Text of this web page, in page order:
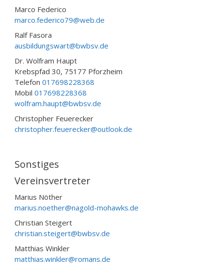
Marco Federico
marco.federico79@web.de
Ralf Fasora
ausbildungswart@bwbsv.de
Dr. Wolfram Haupt
Krebspfad 30, 75177 Pforzheim
Telefon 017698228368
Mobil 017698228368
wolfram.haupt@bwbsv.de
Christopher Feuerecker
christopher.feuerecker@outlook.de
Sonstiges
Vereinsvertreter
Marius Nöther
marius.noether@nagold-mohawks.de
Christian Steigert
christian.steigert@bwbsv.de
Matthias Winkler
matthias.winkler@romans.de